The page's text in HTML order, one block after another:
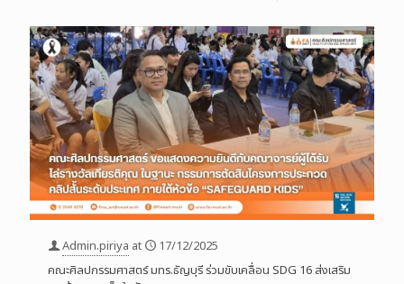
Admin.piriya at
17/12/2025
คณะศิลปกรรมศาสตร์ มทร.ธัญบุรี ร่วมขับเคลื่อน SDG 16 ส่งเสริม